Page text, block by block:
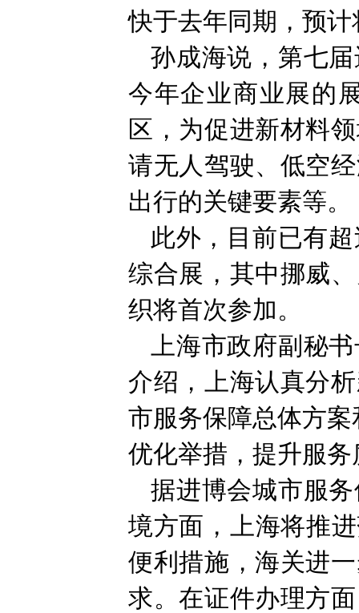
快于去年同期，预
孙成海说，第七
今年企业商业展的
区，为促进新材料
请无人驾驶、低空
出行的关键要素等。
此外，目前已有
综合展，其中挪威
织将首次参加。
上海市政府副秘
介绍，上海认真分
市服务保障总体方
优化举措，提升服务
据进博会城市服
境方面，上海将推
便利措施，海关进
求。在证件办理方